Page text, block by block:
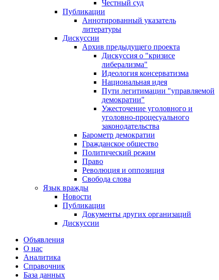
Честный суд
Публикации
Аннотированный указатель
литературы
Дискуссии
Архив предыдущего проекта
Дискуссия о "кризисе
либерализма"
Идеология консерватизма
Национальная идея
Пути легитимации "управляемой
демократии"
Ужесточение уголовного и
уголовно-процесуального
законодательства
Барометр демократии
Гражданское общество
Политический режим
Право
Революция и оппозиция
Свобода слова
Язык вражды
Новости
Публикации
Документы других организаций
Дискуссии
Объявления
О нас
Аналитика
Справочник
База данных